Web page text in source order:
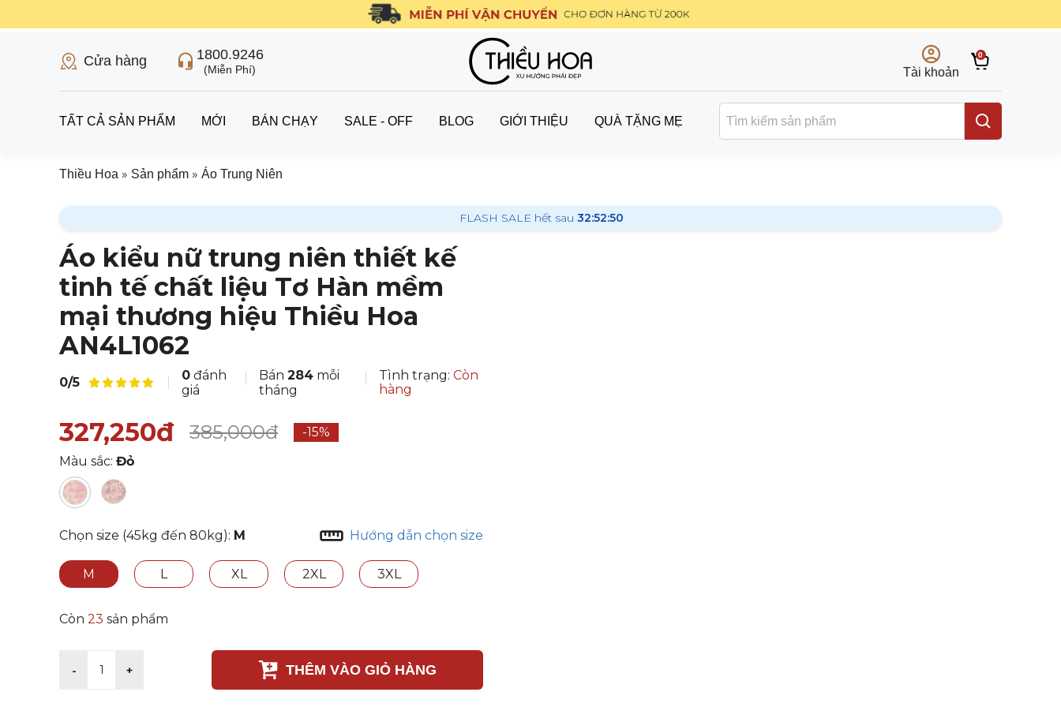
Cửa hàng 1800.9246
(Miễn Phí) Tài khoản
0
TẤT CẢ SẢN PHẨM MỚI BÁN CHẠY SALE - OFF BLOG GIỚI THIỆU QUÀ TẶNG MẸ
Thiều Hoa » Sản phẩm » Áo Trung Niên
FLASH SALE hết sau 32:52:49
Áo kiểu nữ trung niên thiết kế
tinh tế chất liệu Tơ Hàn mềm
mại thương hiệu Thiều Hoa
AN4L1062
0/5 0 đánh
giá
Bán 284mỗi
tháng
Tình trạng: Còn
hàng
327,250đ 385,000đ
-15%
Màu sắc: Đỏ
Chọn size (45kg đến 80kg): M Hướng dẫn chọn size
M L XL 2XL 3XL
Còn 23 sản phẩm
- 1 + THÊM VÀO GIỎ HÀNG